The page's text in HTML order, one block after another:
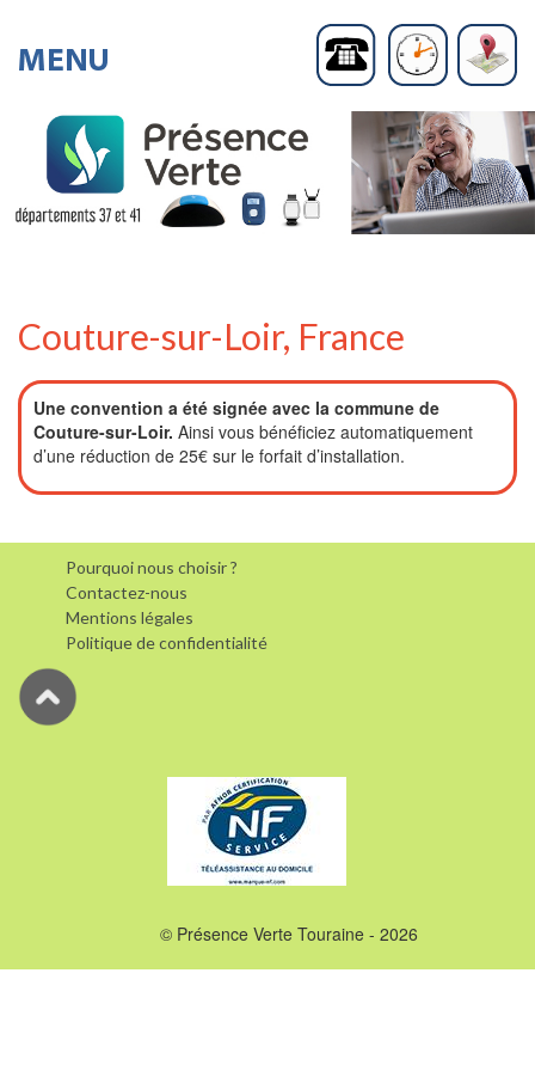
Couture-sur-Loir, France
Une convention a été signée avec la commune de
Couture-sur-Loir. Ainsi vous bénéficiez automatiquement
d’une réduction de 25€ sur le forfait d’installation.
Pourquoi nous choisir ?
Contactez-nous
Mentions légales
Politique de confidentialité
© Présence Verte Touraine - 2026